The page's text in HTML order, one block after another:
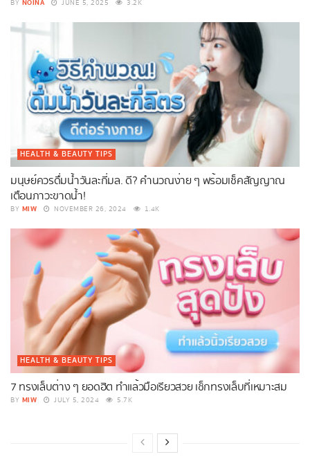
BY NOINA JUNE 5, 2025 3.2K
HEALTH & BEAUTY TIPS
มนุษย์ควรดื่มน้ำวันละกี่มล. ดี? คำนวณง่าย ๆ พร้อมเช็คสัญญาณ
เตือนภาวะขาดน้ำ!
BY MIW NOVEMBER 26, 2024 1.4K
HEALTH & BEAUTY TIPS
7 ทรงเล็บต่าง ๆ ยอดฮิต ทำแล้วมือเรียวสวย เช็กทรงเล็บที่เหมาะสม
BY MIW JULY 5, 2024 5.7K